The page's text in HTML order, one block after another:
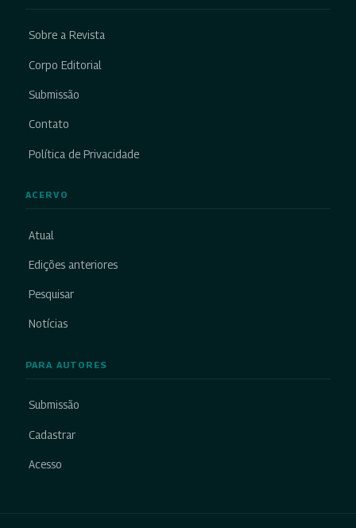
Sobre a Revista
Corpo Editorial
Submissão
Contato
Política de Privacidade
ACERVO
Atual
Edições anteriores
Pesquisar
Notícias
PARA AUTORES
Submissão
Cadastrar
Acesso